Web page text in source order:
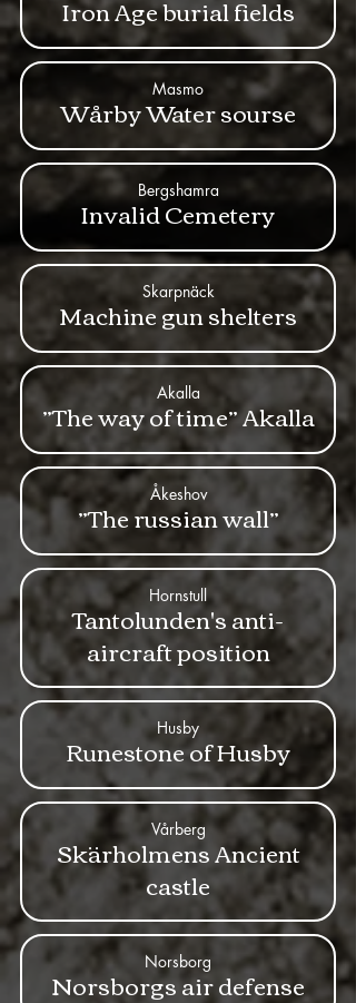
Iron Age burial fields
Wårby Water sourse
Masmo
Invalid Cemetery
Bergshamra
Machine gun shelters
Skarpnäck
”The way of time” Akalla
Akalla
”The russian wall”
Åkeshov
Tantolunden's anti-
aircraft position
Hornstull
Runestone of Husby
Husby
Skärholmens Ancient
castle
Vårberg
Norsborgs air defense
Norsborg